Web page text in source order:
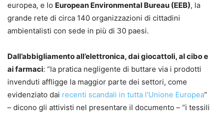
europea, e lo European Environmental Bureau (EEB), la
grande rete di circa 140 organizzazioni di cittadini
ambientalisti con sede in più di 30 paesi.
Dall’abbigliamento all’elettronica, dai giocattoli, al cibo e
ai farmaci: “la pratica negligente di buttare via i prodotti
invenduti affligge la maggior parte dei settori, come
evidenziato dai recenti scandali in tutta l’Unione Europea”
– dicono gli attivisti nel presentare il documento – “i tessili